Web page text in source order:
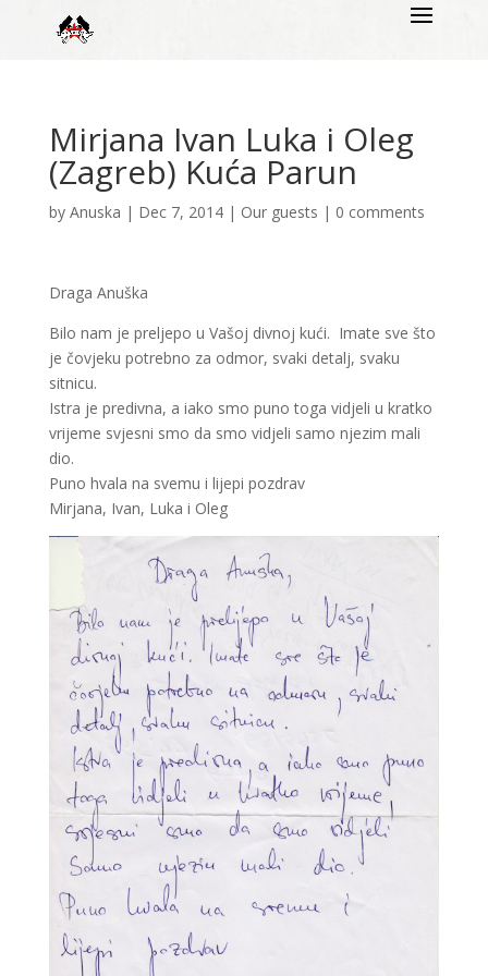
Mirjana Ivan Luka i Oleg
(Zagreb) Kuća Parun
by Anuska | Dec 7, 2014| Our guests | 0 comments
Draga Anuška
Bilo nam je preljepo u Vašoj divnoj kući. Imate sve što
je čovjeku potrebno za odmor, svaki detalj, svaku
sitnicu.
Istra je predivna, a iako smo puno toga vidjeli u kratko
vrijeme svjesni smo da smo vidjeli samo njezim mali
dio.
Puno hvala na svemu i lijepi pozdrav
Mirjana, Ivan, Luka i Oleg